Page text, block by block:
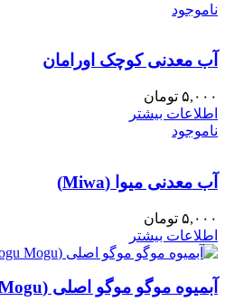
ناموجود
آب معدنی کوچک اورامان
۵,۰۰۰ تومان
اطلاعات بیشتر
ناموجود
آب معدنی میوا (Miwa)
۵,۰۰۰ تومان
اطلاعات بیشتر
آبمیوه موگو موگو اصلی (Mogu Mogu)